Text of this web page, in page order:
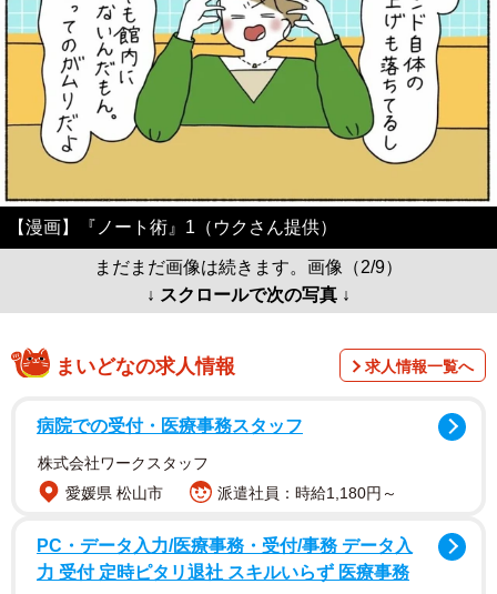
【漫画】『ノート術』1（ウクさん提供）
まだまだ画像は続きます。画像（2/9）
↓ スクロールで次の写真 ↓
まいどなの求人情報 求人情報一覧へ
病院での受付・医療事務スタッフ
株式会社ワークスタッフ
愛媛県 松山市
派遣社員：時給1,180円～
PC・データ入力/医療事務・受付/事務 データ入
力 受付 定時ピタリ退社 スキルいらず 医療事務